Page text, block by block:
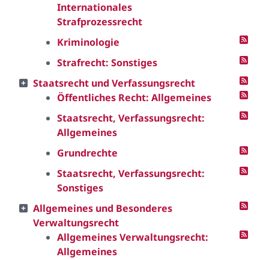
Internationales
Strafprozessrecht
Kriminologie
Strafrecht: Sonstiges
Staatsrecht und Verfassungsrecht
Öffentliches Recht: Allgemeines
Staatsrecht, Verfassungsrecht:
Allgemeines
Grundrechte
Staatsrecht, Verfassungsrecht:
Sonstiges
Allgemeines und Besonderes
Verwaltungsrecht
Allgemeines Verwaltungsrecht:
Allgemeines